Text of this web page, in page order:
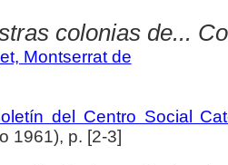
colonias de...
Montserrat de
del Centro Social
1961), p. [2-3]